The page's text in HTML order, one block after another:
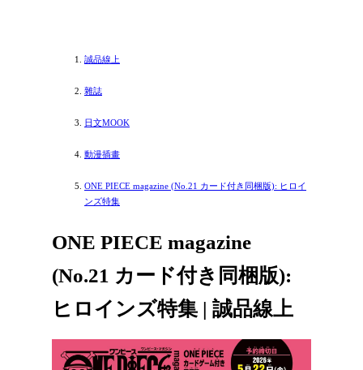
誠品線上
雜誌
日文MOOK
動漫插畫
ONE PIECE magazine (No.21 カード付き同梱版): ヒロイ
ンズ特集
ONE PIECE magazine
(No.21 カード付き同梱版):
ヒロインズ特集 | 誠品線上